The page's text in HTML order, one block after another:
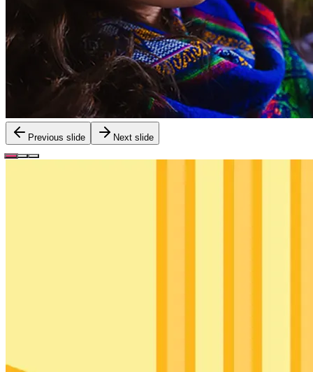
Previous slide Next slide